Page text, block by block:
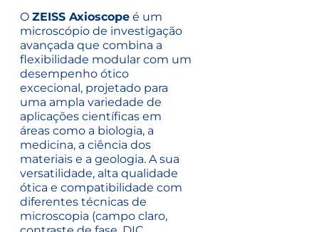
OZEISS Axioscope é um
microscópio de investigação
avançada que combina a
flexibilidade modular com um
desempenho ótico
excecional, projetado para
uma ampla variedade de
aplicações científicas em
áreas como a biologia, a
medicina, a ciência dos
materiais e a geologia. A sua
versatilidade, alta qualidade
ótica e compatibilidade com
diferentes técnicas de
microscopia (campo claro,